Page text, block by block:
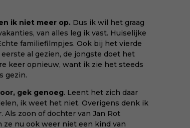
ik niet meer op. Dus ik wil het graag
van alles leg ik vast. Huiselijke
familiefilmpjes. Ook bij het vierde
al gezien, de jongste doet het
keer opnieuw, want ik zie het steeds
gezin.
gek genoeg. Leent het zich daar
ik weet het niet. Overigens denk ik
zoon of dochter van Jan Rot
ze nu ook weer niet een kind van